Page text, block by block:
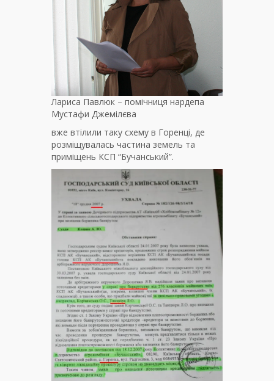
Лариса Павлюк – помічниця нардепа
Мустафи Джемілєва
вже втілили таку схему в Горенці, де
розміщувалась частина земель та
приміщень КСП “Бучанський”.